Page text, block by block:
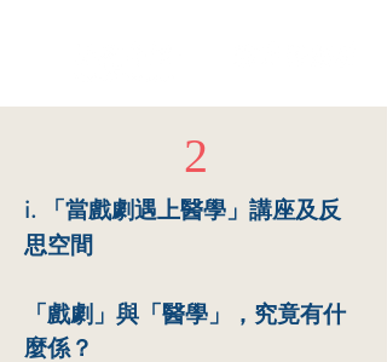
2
i. 「當戲劇遇上醫學」講座及反
思空間
「戲劇」與「醫學」，究竟有什
麼係？